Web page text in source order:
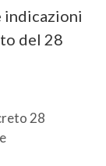
indicazioni
del 28
28